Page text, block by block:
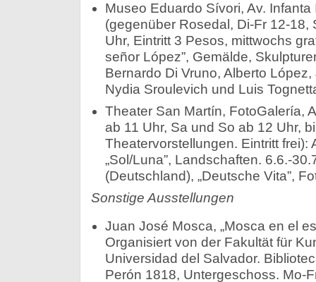
Museo Eduardo Sívori, Av.
(gegenüber Rosedal, Di-Fr 12-18,
Uhr, Eintritt 3 Pesos, mittwochs
señor López”, Gemälde,
Bernardo Di Vruno, Alberto
Nydia Sroulevich und Luis
Theater San Martín, FotoGalería,
ab 11 Uhr, Sa und So ab 12 Uhr,
Theatervorstellungen. Eintritt frei):
„Sol/Luna”, Landschaften. 6.6.-
(Deutschland), „Deutsche Vita”,
Sonstige Ausstellungen
Juan José Mosca, „Mosca en el
Organisiert von der Fakultät für
Universidad del Salvador.
Perón 1818, Untergeschoss. Mo-